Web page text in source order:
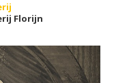
Florijn